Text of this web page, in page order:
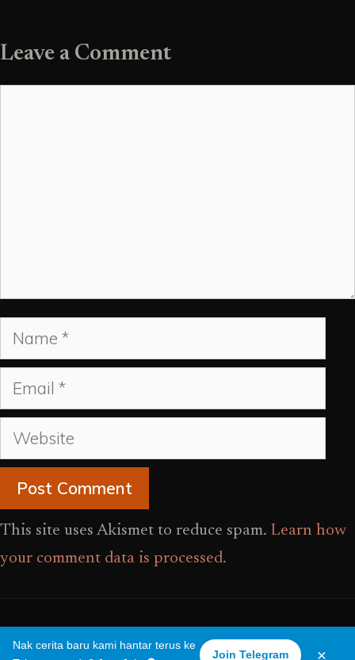
Leave a Comment
Name
Email
Website
This site uses Akismet to reduce spam. Learn how
your comment data is processed.
© 2026 · Kisah Seram Dari Pengalaman Sebenar
Nak cerita baru kami hantar terus ke
Join Telegram ×